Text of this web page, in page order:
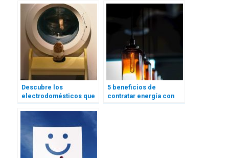
Descubre los
electrodomésticos que
más energía consumen
5 beneficios de
contratar energía con
Grupo Solivesa